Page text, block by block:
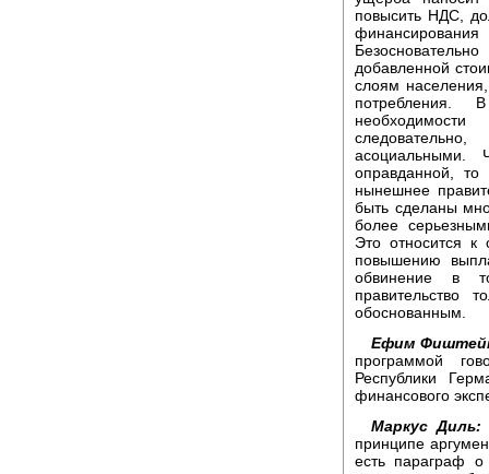
повысить НДС,
добавленной
слоям
потребления.
асоциальными.
оправданной,
нынешнее
быть сделаны
более
Это относится
повышению
обвинение в
правительство
обоснованным.
Ефим
программой
Республики
финансового
Маркус Диль:
принципе
есть параграф